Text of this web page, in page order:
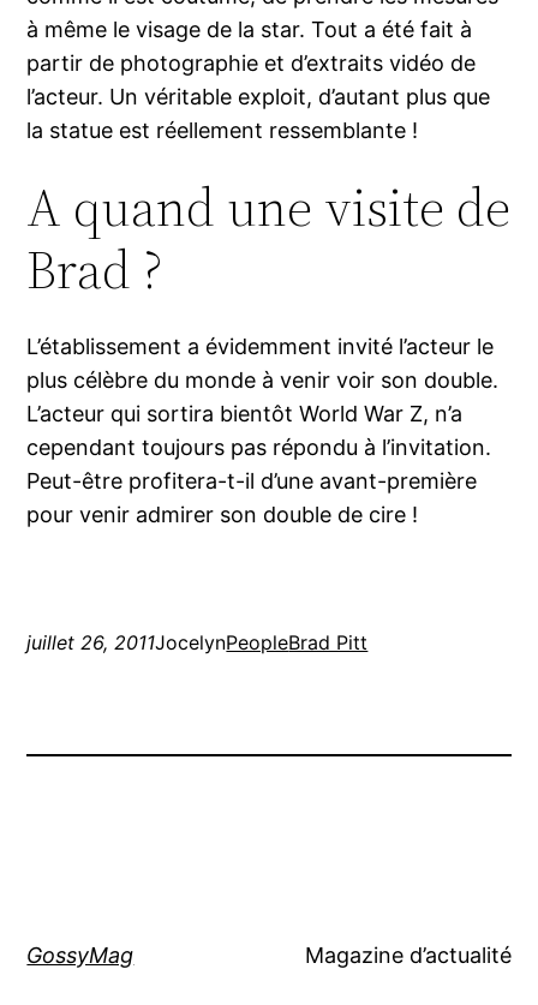
à même le visage de la star. Tout a été fait à
partir de photographie et d’extraits vidéo de
l’acteur. Un véritable exploit, d’autant plus que
la statue est réellement ressemblante !
A quand une visite de
Brad ?
L’établissement a évidemment invité l’acteur le
plus célèbre du monde à venir voir son double.
L’acteur qui sortira bientôt World War Z, n’a
cependant toujours pas répondu à l’invitation.
Peut-être profitera-t-il d’une avant-première
pour venir admirer son double de cire !
juillet 26, 2011JocelynPeopleBrad Pitt
GossyMag Magazine d’actualité